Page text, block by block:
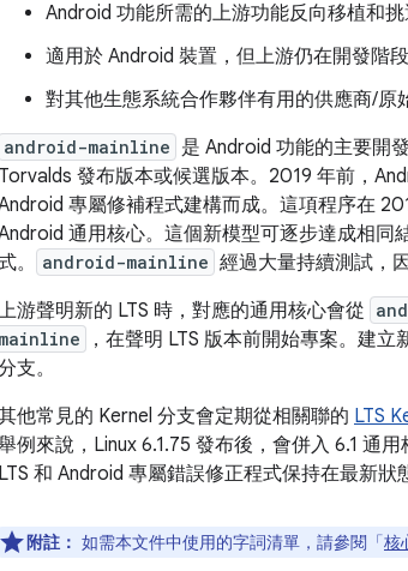
Android 功能所需的上游功能反向移植和挑
適用於 Android 裝置，但上游仍在開發階
對其他生態系統合作夥伴有用的供應商/原
android-mainline 是 Android 功能的主要開
Torvalds 發布版本或候選版本。2019 年前，
專屬修補程式建構而成。這項程序在
通用核心。這個新模型可逐步達成相
。
android-mainline 經過大量持續測試，
游聲明新的 LTS 時，對應的通用核心會從
mainline
，在聲明 LTS 版本前開始專案。建
支。
他常見的 Kernel 分支會定期從相關聯的 LTS
例來說，Linux 6.1.75 發布後，會併入 6.1 通用
LTS 和 Android 專屬錯誤修正程式保持在最新狀
附註： 如需本文件中使用的字詞清單，請參閱「核